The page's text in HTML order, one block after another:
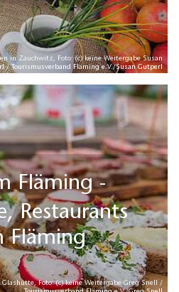
in Zauchwitz, Foto: (c) keine Weitergabe Susan
/ Tourismusverband Fläming e.V./Susan Gutperl
Fläming -
Restaurants
Fläming
Foto: (c) keine Weitergabe Greg Snell /